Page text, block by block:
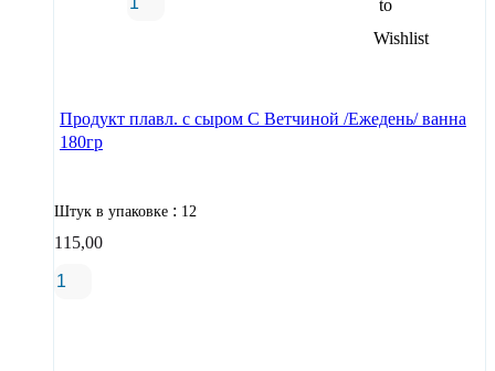
Продукт плавл. с сыром С Ветчиной /Ежедень/ ванна
180гр
Штук в упаковке : 12
115,00